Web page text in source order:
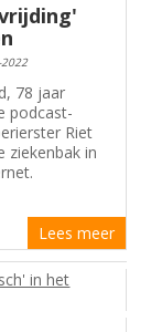
2022
78 jaar
podcast-
Riet
ziekenbak in
Lees meer